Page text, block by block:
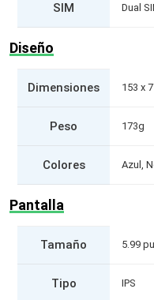
SIM Dual
Diseño
Dimensiones 153 x
Peso 173g
Colores Azul,
Pantalla
Tamaño 5.99
Tipo IPS